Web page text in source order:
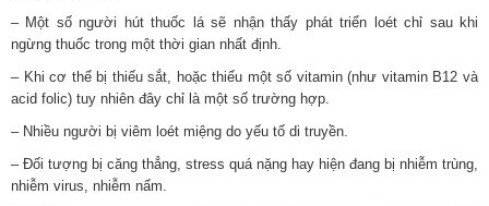
– Một số người hút thuốc lá sẽ nhận thấy phát triển loét chỉ sau khi
ngừng thuốc trong một thời gian nhất định.
– Khi cơ thể bị thiếu sắt, hoặc thiếu một số vitamin (như vitamin B12 và
acid folic) tuy nhiên đây chỉ là một số trường hợp.
– Nhiều người bị viêm loét miệng do yếu tố di truyền.
– Đối tượng bị căng thẳng, stress quá nặng hay hiện đang bị nhiễm trùng,
nhiễm virus, nhiễm nấm.